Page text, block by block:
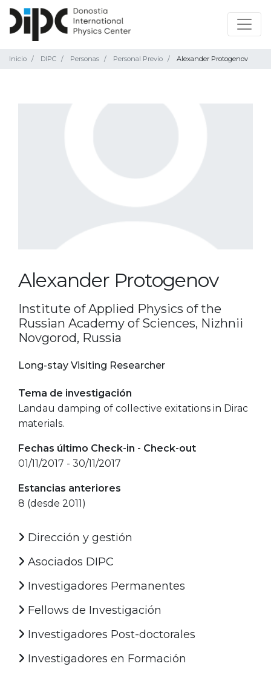
Inicio DIPC Personas Personal Previo Alexander Protogenov
Alexander Protogenov
Institute of Applied Physics of the
Russian Academy of Sciences, Nizhnii
Novgorod, Russia
Long-stay Visiting Researcher
Tema de investigación
Landau damping of collective exitations in Dirac
materials.
Fechas último Check-in - Check-out
01/11/2017 - 30/11/2017
Estancias anteriores
8 (desde 2011)
Dirección y gestión
Asociados DIPC
Investigadores Permanentes
Fellows de Investigación
Investigadores Post-doctorales
Investigadores en Formación